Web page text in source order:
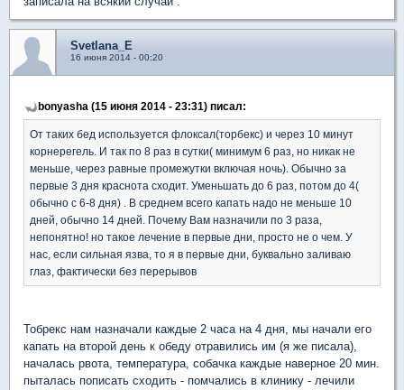
Svetlana_E
16 июня 2014 - 00:20
bonyasha (15 июня 2014 - 23:31) писал:
От таких бед используется флоксал(торбекс) и через 10 минут
корнерегель. И так по 8 раз в сутки( минимум 6 раз, но никак не
меньше, через равные промежутки включая ночь). Обычно за
первые 3 дня краснота сходит. Уменьшать до 6 раз, потом до 4(
обычно с 6-8 дня) . В среднем всего капать надо не меньше 10
дней, обычно 14 дней. Почему Вам назначили по 3 раза,
непонятно! но такое лечение в первые дни, просто не о чем. У
нас, если сильная язва, то я в первые дни, буквально заливаю
глаз, фактически без перерывов
Тобрекс нам назначали каждые 2 часа на 4 дня, мы начали его
капать на второй день к обеду отравились им (я же писала),
началась рвота, температура, собачка каждые наверное 20 мин.
пыталась пописать сходить - помчались в клинику - лечили